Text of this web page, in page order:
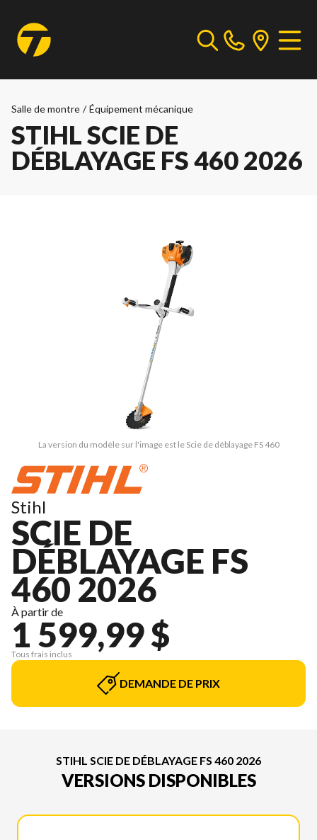
Salle de montre / Équipement mécanique
STIHL SCIE DE
DÉBLAYAGE FS 460 2026
La version du modèle sur l'image est le Scie de déblayage FS 460
Stihl
SCIE DE
DÉBLAYAGE FS
460 2026
À partir de
1 599,99 $
Tous frais inclus
DEMANDE DE PRIX
STIHL SCIE DE DÉBLAYAGE FS 460 2026
VERSIONS DISPONIBLES